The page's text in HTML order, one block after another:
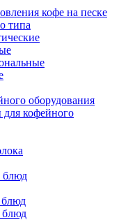
кофе на песке
типа
оборудования
кофейного
блюд